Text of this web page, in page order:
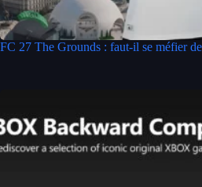
FC 27 The Grounds : faut-il se méfier